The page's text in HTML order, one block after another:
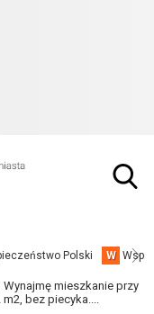
Polski W
Wynajmę mieszkanie przy
bez piecyka....